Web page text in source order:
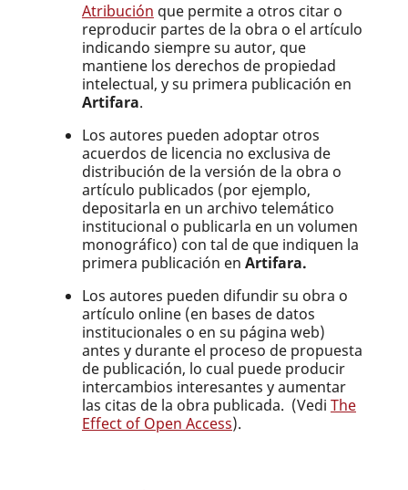
Atribución que permite a otros citar o
reproducir partes de la obra o el artículo
indicando siempre su autor, que
mantiene los derechos de propiedad
intelectual, y su primera publicación en
Artifara.
Los autores pueden adoptar otros
acuerdos de licencia no exclusiva de
distribución de la versión de la obra o
artículo publicados (por ejemplo,
depositarla en un archivo telemático
institucional o publicarla en un volumen
monográfico) con tal de que indiquen la
primera publicación en Artifara.
Los autores pueden difundir su obra o
artículo online (en bases de datos
institucionales o en su página web)
antes y durante el proceso de propuesta
de publicación, lo cual puede producir
intercambios interesantes y aumentar
las citas de la obra publicada. (Vedi The
Effect of Open Access).